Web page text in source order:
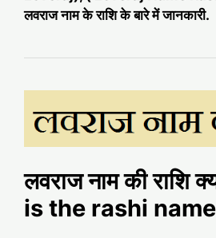
लवराज नाम के राशि के बारे में जानकारी.
लवराज नाम की राशि
is the rashi